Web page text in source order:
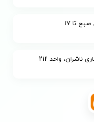
واحد ۲۱۲